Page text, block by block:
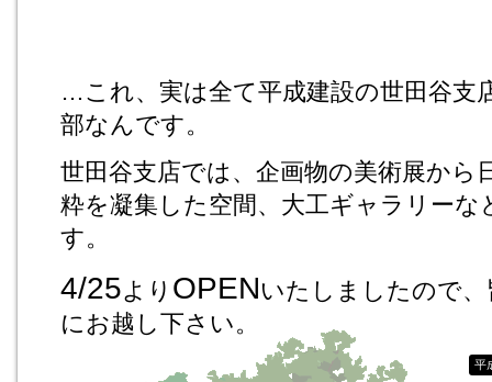
…これ、実は全て平成建設の世田谷支
部なんです。
世田谷支店では、企画物の美術展から
粋を凝集した空間、大工ギャラリー
す。
4/25より OPENいたしましたので
にお越し下さい。
平